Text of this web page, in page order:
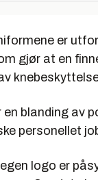
er
gjør at en
en blanding av
personellet
logo er